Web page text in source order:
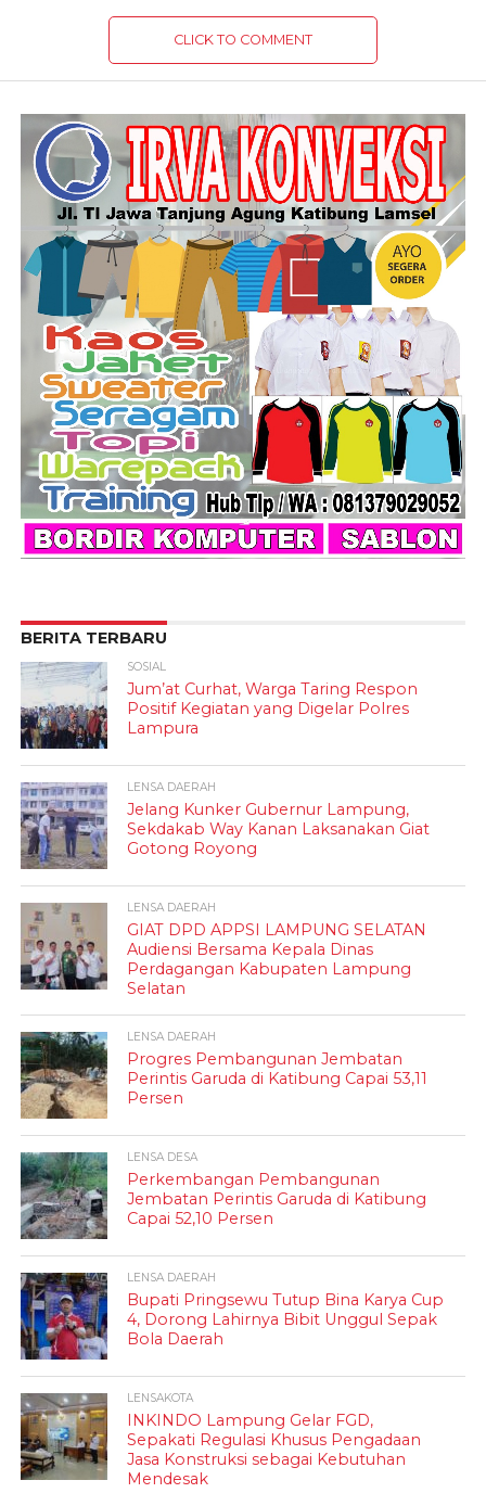
CLICK TO COMMENT
BERITA TERBARU
SOSIAL
Jum’at Curhat, Warga Taring Respon
Positif Kegiatan yang Digelar Polres
Lampura
LENSA DAERAH
Jelang Kunker Gubernur Lampung,
Sekdakab Way Kanan Laksanakan Giat
Gotong Royong
LENSA DAERAH
GIAT DPD APPSI LAMPUNG SELATAN
Audiensi Bersama Kepala Dinas
Perdagangan Kabupaten Lampung
Selatan
LENSA DAERAH
Progres Pembangunan Jembatan
Perintis Garuda di Katibung Capai 53,11
Persen
LENSA DESA
Perkembangan Pembangunan
Jembatan Perintis Garuda di Katibung
Capai 52,10 Persen
LENSA DAERAH
Bupati Pringsewu Tutup Bina Karya Cup
4, Dorong Lahirnya Bibit Unggul Sepak
Bola Daerah
LENSAKOTA
INKINDO Lampung Gelar FGD,
Sepakati Regulasi Khusus Pengadaan
Jasa Konstruksi sebagai Kebutuhan
Mendesak